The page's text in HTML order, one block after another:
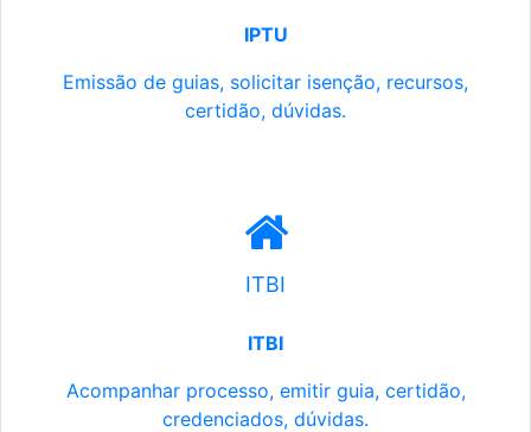
IPTU
Emissão de guias, solicitar isenção, recursos,
certidão, dúvidas.
ITBI
ITBI
Acompanhar processo, emitir guia, certidão,
credenciados, dúvidas.